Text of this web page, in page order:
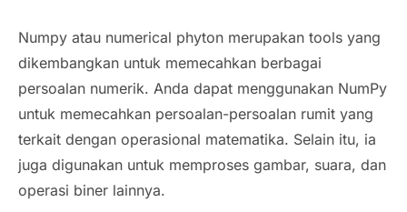
Numpy atau numerical phyton merupakan tools yang
dikembangkan untuk memecahkan berbagai
persoalan numerik. Anda dapat menggunakan NumPy
untuk memecahkan persoalan-persoalan rumit yang
terkait dengan operasional matematika. Selain itu, ia
juga digunakan untuk memproses gambar, suara, dan
operasi biner lainnya.